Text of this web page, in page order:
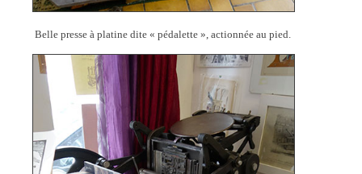
Belle presse à platine dite « pédalette », actionnée au pied.